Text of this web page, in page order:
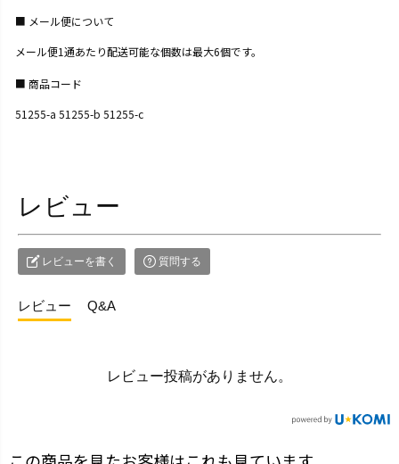
メール便について
メール便1通あたり配送可能な個数は最大6個です。
商品コード
51255-a 51255-b 51255-c
レビュー
レビューを書く 質問する
レビュー Q&A
レビュー投稿がありません。